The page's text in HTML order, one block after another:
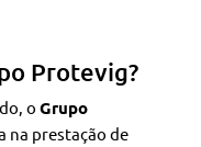
Protevig?
oGrupo
na prestação de